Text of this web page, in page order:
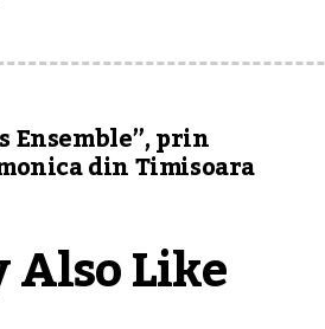
Ensemble”, prin
din Timisoara
Also Like